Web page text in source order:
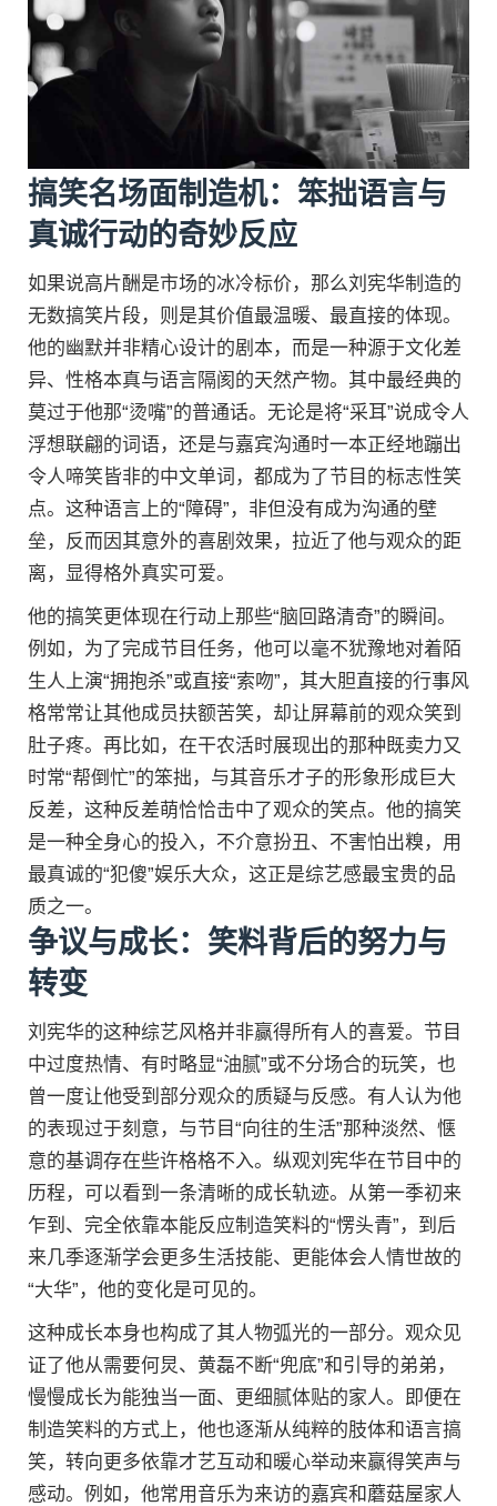
搞笑名场面制造机：笨拙语言与
真诚行动的奇妙反应
如果说高片酬是市场的冰冷标价，那么刘宪华制造的
无数搞笑片段，则是其价值最温暖、最直接的体现。
他的幽默并非精心设计的剧本，而是一种源于文化差
异、性格本真与语言隔阂的天然产物。其中最经典的
莫过于他那“烫嘴”的普通话。无论是将“采耳”说成令人
浮想联翩的词语，还是与嘉宾沟通时一本正经地蹦出
令人啼笑皆非的中文单词，都成为了节目的标志性笑
点。这种语言上的“障碍”，非但没有成为沟通的壁
垒，反而因其意外的喜剧效果，拉近了他与观众的距
离，显得格外真实可爱。
他的搞笑更体现在行动上那些“脑回路清奇”的瞬间。
例如，为了完成节目任务，他可以毫不犹豫地对着陌
生人上演“拥抱杀”或直接“索吻”，其大胆直接的行事风
格常常让其他成员扶额苦笑，却让屏幕前的观众笑到
肚子疼。再比如，在干农活时展现出的那种既卖力又
时常“帮倒忙”的笨拙，与其音乐才子的形象形成巨大
反差，这种反差萌恰恰击中了观众的笑点。他的搞笑
是一种全身心的投入，不介意扮丑、不害怕出糗，用
最真诚的“犯傻”娱乐大众，这正是综艺感最宝贵的品
质之一。
争议与成长：笑料背后的努力与
转变
刘宪华的这种综艺风格并非赢得所有人的喜爱。节目
中过度热情、有时略显“油腻”或不分场合的玩笑，也
曾一度让他受到部分观众的质疑与反感。有人认为他
的表现过于刻意，与节目“向往的生活”那种淡然、惬
意的基调存在些许格格不入。纵观刘宪华在节目中的
历程，可以看到一条清晰的成长轨迹。从第一季初来
乍到、完全依靠本能反应制造笑料的“愣头青”，到后
来几季逐渐学会更多生活技能、更能体会人情世故的
“大华”，他的变化是可见的。
这种成长本身也构成了其人物弧光的一部分。观众见
证了他从需要何炅、黄磊不断“兜底”和引导的弟弟，
慢慢成长为能独当一面、更细腻体贴的家人。即便在
制造笑料的方式上，他也逐渐从纯粹的肢体和语言搞
笑，转向更多依靠才艺互动和暖心举动来赢得笑声与
感动。例如，他常用音乐为来访的嘉宾和蘑菇屋家人